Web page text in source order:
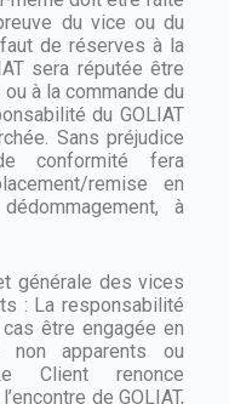
du vice ou du
de réserves à la
sera réputée être
à la commande du
du GOLIAT
Sans préjudice
conformité fera
remise en
à
générale des vices
: La responsabilité
être engagée en
non apparents ou
Client renonce
de GOLIAT,